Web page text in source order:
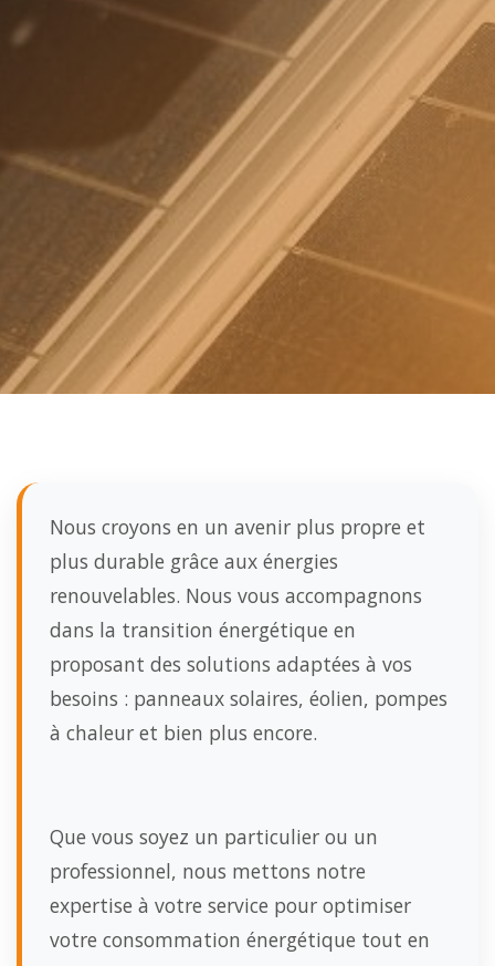
Nous croyons en un avenir plus propre et
plus durable grâce aux énergies
renouvelables. Nous vous accompagnons
dans la transition énergétique en
proposant des solutions adaptées à vos
besoins : panneaux solaires, éolien, pompes
à chaleur et bien plus encore.
Que vous soyez un particulier ou un
professionnel, nous mettons notre
expertise à votre service pour optimiser
votre consommation énergétique tout en